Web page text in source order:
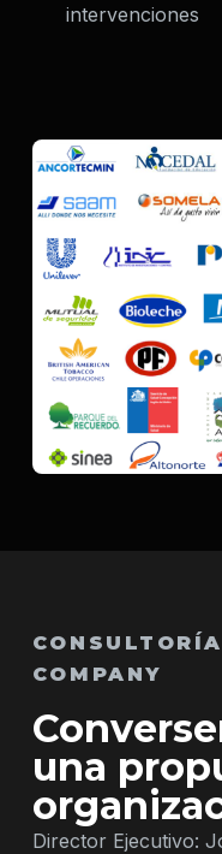
intervenciones
COMPANY
una
Director Ejecutivo: